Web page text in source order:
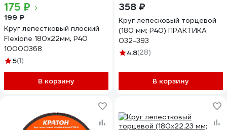
175 ₽
199 ₽
Круг лепестковый плоский
Flexione 180x22мм, Р40
10000368
5(1)
В корзину
358 ₽
Круг лепесковый торцевой
(180 мм; Р40) ПРАКТИКА
032-393
4.8(28)
В корзину